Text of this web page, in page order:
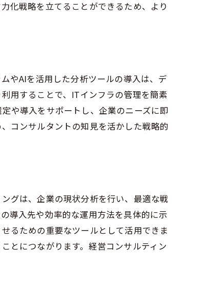
化戦略を立てることができるため、より
やAIを活用した分析ツールの導入は、デ
用することで、ITインフラの管理を簡素
や導入をサポートし、企業のニーズに即
コンサルタントの知見を活かした戦略的
グは、企業の現状分析を行い、最適な戦
導入先や効率的な運用方法を具体的に示
るための重要なツールとして活用できま
とにつながります。経営コンサルティン